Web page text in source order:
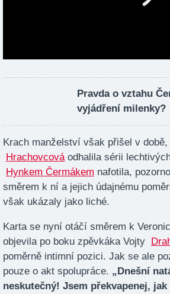
Pravda o vztahu
vyjádření milenky?
Krach manželství však přišel v
Hrachovcováodhalila sérii
Hynkem Čermákem nafotila,
směrem k ní a jejich údajnému
však ukázaly jako liché.
Karta se nyní otáčí směrem k
objevila po boku zpěvkáka Vojty
poměrně intimní pozici. Jak se ale
pouze o akt spolupráce. „Dnešní
neskutečný! Jsem překvapenej,